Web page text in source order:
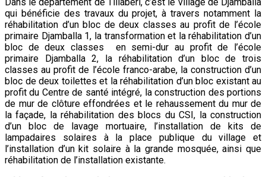
qui bénéficie des travaux du projet, à travers notamment la
réhabilitation d’un bloc de deux classes au profit de l’école
primaire Djamballa 1, la transformation et la réhabilitation d’un
bloc de deux classes en semi-dur au profit de l’école
primaire Djamballa 2, la réhabilitation d’un bloc de trois
classes au profit de l’école franco-arabe, la construction d’un
bloc de deux toilettes et la réhabilitation d’un bloc existant au
profit du Centre de santé intégré, la construction des portions
de mur de clôture effondrées et le rehaussement du mur de
la façade, la réhabilitation des blocs du CSI, la construction
d’un bloc de lavage mortuaire, l’installation de kits de
lampadaires solaires à la place publique du village et
l’installation d’un kit solaire à la grande mosquée, ainsi que
réhabilitation de l’installation existante.